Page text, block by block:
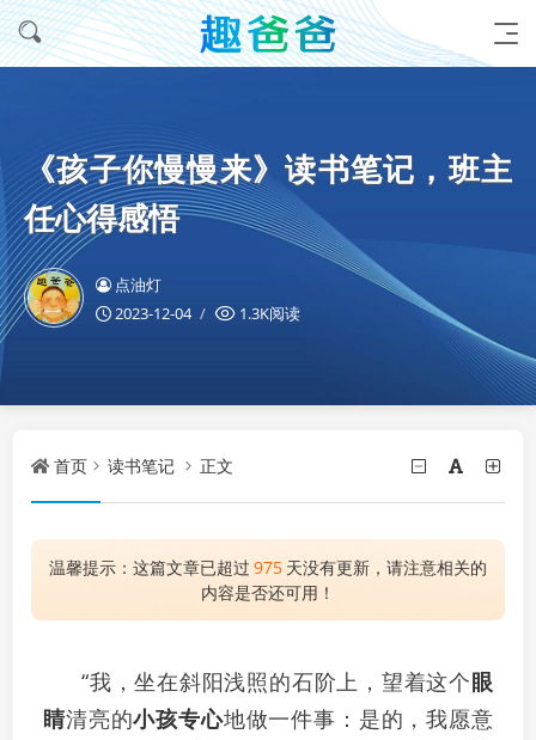
《孩子你慢慢来》读书笔记，班主
任心得感悟
点油灯
2023-12-04
1.3K阅读
首页 读书笔记 正文
温馨提示：这篇文章已超过 975 天没有更新，请注意相关的
内容是否还可用！
“我，坐在斜阳浅照的石阶上，望着这个眼
睛清亮的小孩专心地做一件事：是的，我愿意